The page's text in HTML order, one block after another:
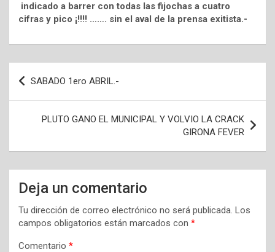
indicado a barrer con todas las fijochas a cuatro
cifras y pico ¡!!!! ……. sin el aval de la prensa exitista.-
Navegación
de
entradas
SABADO 1ero ABRIL.-
PLUTO GANO EL MUNICIPAL Y VOLVIO LA CRACK
GIRONA FEVER
Deja un comentario
Tu dirección de correo electrónico no será publicada. Los
campos obligatorios están marcados con *
Comentario *